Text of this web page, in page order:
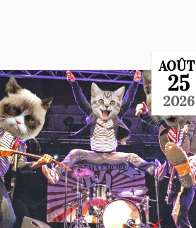
AOÛT
25
2026